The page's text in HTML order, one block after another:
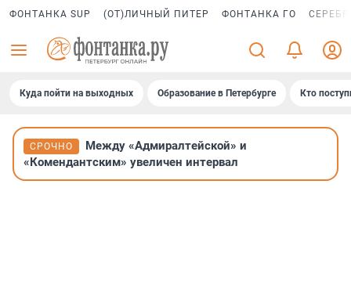
ФОНТАНКА SUP (ОТ)ЛИЧНЫЙ ПИТЕР ФОНТАНКА ГО
Куда пойти на выходных Образование в Петербурге Кто
СРОЧНО
Между «Адмиралтейской» и
«Комендантским» увеличен интервал